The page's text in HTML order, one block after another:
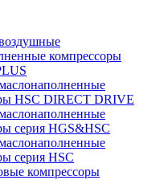
компрессоры
HSC DIRECT DRIVE
серия HGS&HSC
серия HSC
компрессоры